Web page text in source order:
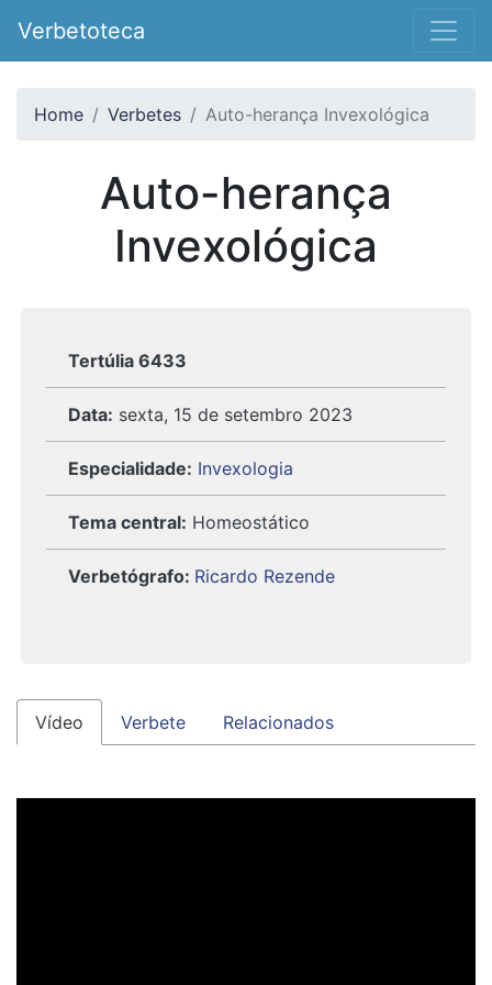
Verbetoteca
Home Verbetes Auto-herança Invexológica
Auto-herança
Invexológica
Tertúlia 6433
Data: sexta, 15 de setembro 2023
Especialidade: Invexologia
Tema central: Homeostático
Verbetógrafo: Ricardo Rezende
Vídeo Verbete Relacionados